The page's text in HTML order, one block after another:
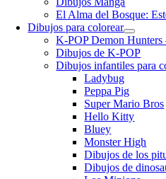
El Alma del Bosque:
Dibujos para colorear
K-POP Demon
Dibujos de K-POP
Dibujos infantiles para
Ladybug
Peppa Pig
Super Mario Bros
Hello Kitty
Bluey
Monster High
Dibujos de los
Dibujos de